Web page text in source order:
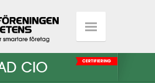
CIO CERTIFIERING